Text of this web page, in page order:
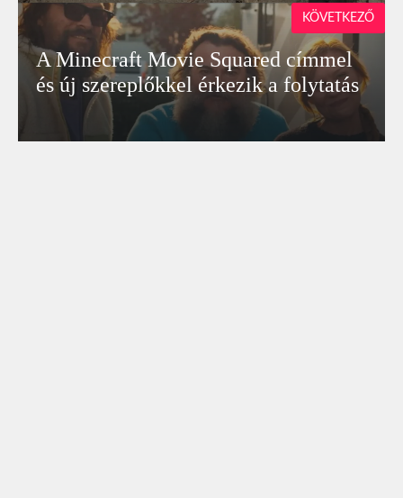
A Minecraft Movie Squared címmel
és új szereplőkkel érkezik a folytatás
KÖVETKEZŐ